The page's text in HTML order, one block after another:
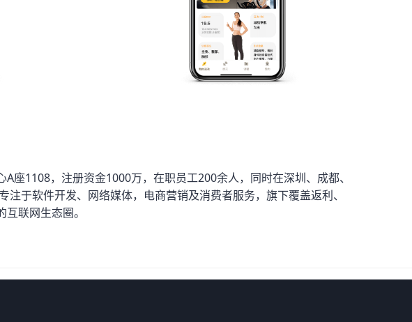
1108，注册资金1000万，在职员工200余人，同时在深圳、成都、
于软件开发、网络媒体，电商营销及消费者服务，旗下覆盖返利、
联网生态圈。